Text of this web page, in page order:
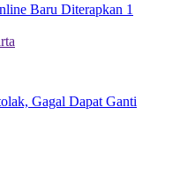
Baru Diterapkan 1
Gagal Dapat Ganti